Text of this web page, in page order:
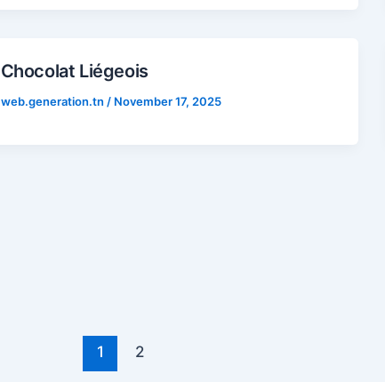
Chocolat Liégeois
web.generation.tn / November 17, 2025
1 2